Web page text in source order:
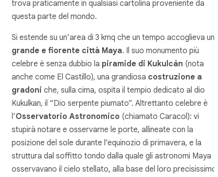
trova praticamente in qualsiasi cartolina proveniente da
questa parte del mondo.
Si estende su un’area di 3 kmq che un tempo accoglieva
grande e fiorente città Maya. Il suo monumento più
celebre è senza dubbio la piramide di Kukulcán (nota
anche come El Castillo), una grandiosa costruzione a
gradoni che, sulla cima, ospita il tempio dedicato al dio
Kukulkan, il “Dio serpente piumato”. Altrettanto celebre è
l’Osservatorio Astronomico (chiamato Caracol): vi
stupirà notare e osservarne le porte, allineate con la
posizione del sole durante l’equinozio di primavera, e la
struttura dal soffitto tondo dalla quale gli astronomi Maya
osservavano il cielo stellato, alla base del loro precisissimo